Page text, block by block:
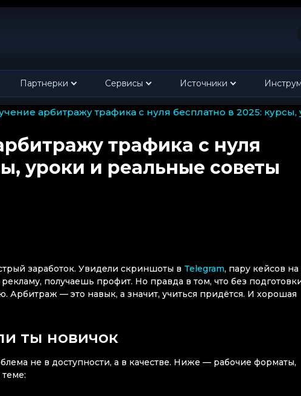
Партнерки Сервисы Источники
арбитражу трафика с нуля бесплатно в 2025:
трафика с нуля
уроки и реальные советы
заработок. Увидели скриншоты в Telegram, пару кейсов на
получаешь профит. Но правда в том, что без
Арбитраж — это навык, а значит, учиться придётся. И хорошая
ты новичок
не в доступности, а в качестве. Ниже — рабочие форматы,